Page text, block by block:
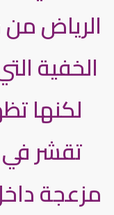
الرياض
الخفية
لكنها
تقشر في
مزعجة